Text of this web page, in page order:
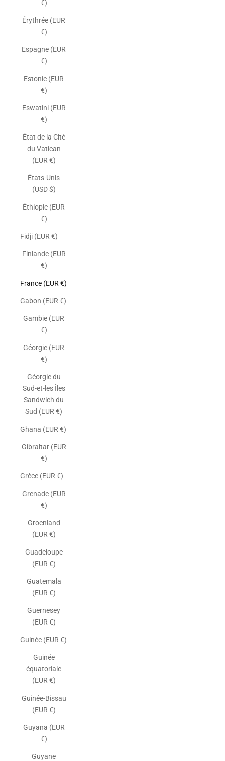
€)
Érythrée (EUR
€)
Espagne (EUR
€)
Estonie (EUR
€)
Eswatini (EUR
€)
État de la Cité
du Vatican
(EUR €)
États-Unis
(USD $)
Éthiopie (EUR
€)
Fidji (EUR €)
Finlande (EUR
€)
France (EUR €)
Gabon (EUR €)
Gambie (EUR
€)
Géorgie (EUR
€)
Géorgie du
Sud-et-les Îles
Sandwich du
Sud (EUR €)
Ghana (EUR €)
Gibraltar (EUR
€)
Grèce (EUR €)
Grenade (EUR
€)
Groenland
(EUR €)
Guadeloupe
(EUR €)
Guatemala
(EUR €)
Guernesey
(EUR €)
Guinée (EUR €)
Guinée
équatoriale
(EUR €)
Guinée-Bissau
(EUR €)
Guyana (EUR
€)
Guyane